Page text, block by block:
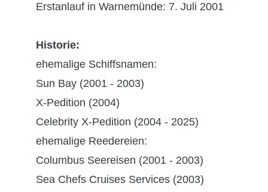
Erstanlauf in Warnemünde: 7. Juli 2001
Historie:
ehemalige Schiffsnamen:
Sun Bay (2001 - 2003)
X-Pedition (2004)
Celebrity X-Pedition (2004 - 2025)
ehemalige Reedereien:
Columbus Seereisen (2001 - 2003)
Sea Chefs Cruises Services (2003)